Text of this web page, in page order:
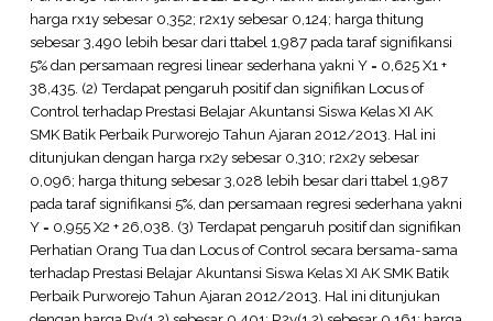
harga rx1y sebesar 0,352; r2x1y sebesar 0,124; harga thitung
sebesar 3,490 lebih besar dari ttabel 1,987 pada taraf signifikansi
5% dan persamaan regresi linear sederhana yakni Y = 0,625 X1 +
38,435. (2) Terdapat pengaruh positif dan signifikan Locus of
Control terhadap Prestasi Belajar Akuntansi Siswa Kelas XI AK
SMK Batik Perbaik Purworejo Tahun Ajaran 2012/2013. Hal ini
ditunjukan dengan harga rx2y sebesar 0,310; r2x2y sebesar
0,096; harga thitung sebesar 3,028 lebih besar dari ttabel 1,987
pada taraf signifikansi 5%, dan persamaan regresi sederhana yakni
Y = 0,955 X2 + 26,038. (3) Terdapat pengaruh positif dan signifikan
Perhatian Orang Tua dan Locus of Control secara bersama-sama
terhadap Prestasi Belajar Akuntansi Siswa Kelas XI AK SMK Batik
Perbaik Purworejo Tahun Ajaran 2012/2013. Hal ini ditunjukan